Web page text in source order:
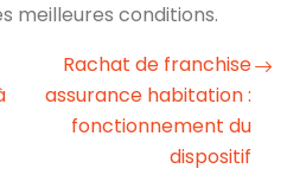
meilleures conditions.
Rachat de franchise
assurance habitation :
fonctionnement du
dispositif